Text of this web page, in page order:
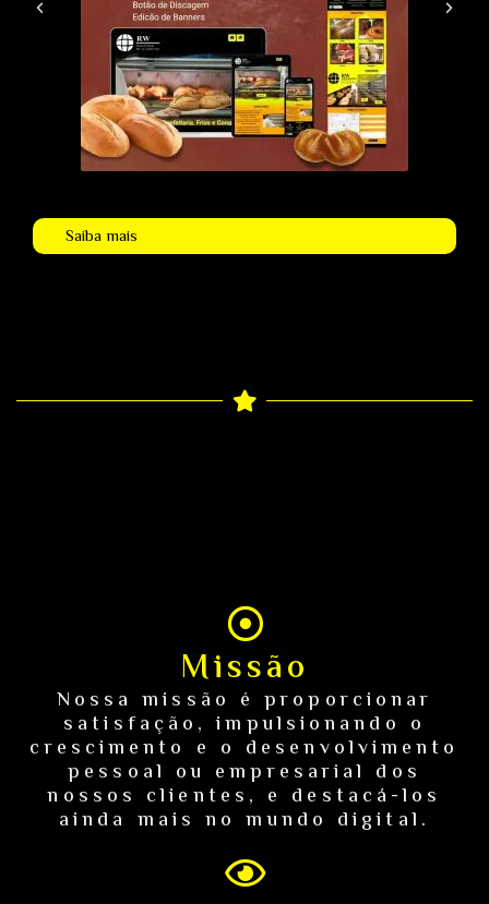
Saiba mais
Missão
Nossa missão é proporcionar
satisfação, impulsionando o
crescimento e o desenvolvimento
pessoal ou empresarial dos
nossos clientes, e destacá-los
ainda mais no mundo digital.